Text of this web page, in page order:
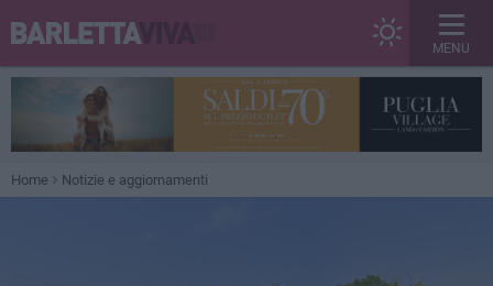
MENU
Home Notizie e aggiornamenti